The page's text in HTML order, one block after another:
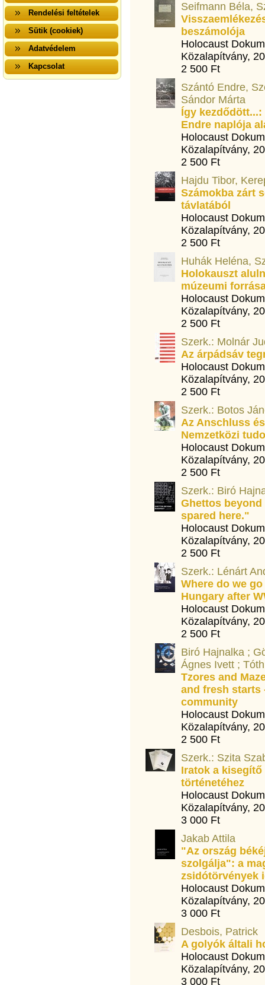
Rendelési feltételek
Sütik (cookiek)
Adatvédelem
Kapcsolat
Seifmann Béla,
beszámolója
Holocaust
Közalapítvány,
2 500 Ft
Szántó Endre,
Sándor Márta
Így kezdődött...:
Endre naplója
Holocaust
Közalapítvány,
2 500 Ft
Hajdu Tibor,
Számokba zárt
távlatából
Holocaust
Közalapítvány,
2 500 Ft
Huhák Heléna,
Holokauszt
múzeumi
Holocaust
Közalapítvány,
2 500 Ft
Szerk.: Molnár
Az árpádsáv
Holocaust
Közalapítvány,
2 500 Ft
Szerk.: Botos
Az Anschluss
Nemzetközi
Holocaust
Közalapítvány,
2 500 Ft
Szerk.: Biró
Ghettos
spared here."
Holocaust
Közalapítvány,
2 500 Ft
Szerk.: Lénárt
Where do we
Hungary after
Holocaust
Közalapítvány,
2 500 Ft
Biró Hajnalka ;
Ágnes Ivett ;
Tzores and
and fresh starts
community
Holocaust
Közalapítvány,
2 500 Ft
Szerk.: Szita
Iratok a
történetéhez
Holocaust
Közalapítvány,
3 000 Ft
Jakab Attila
"Az ország
szolgálja": a
zsidótörvények
Holocaust
Közalapítvány,
3 000 Ft
Desbois, Patrick
A golyók általi
Holocaust
Közalapítvány,
3 000 Ft